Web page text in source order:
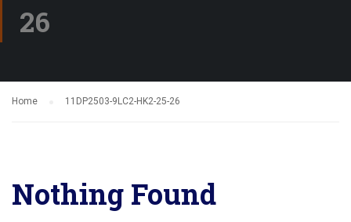
26
Home 11DP2503-9LC2-HK2-25-26
Nothing Found